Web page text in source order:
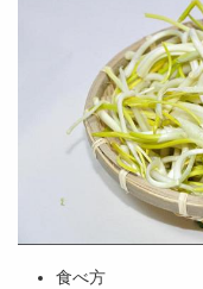
食べ方